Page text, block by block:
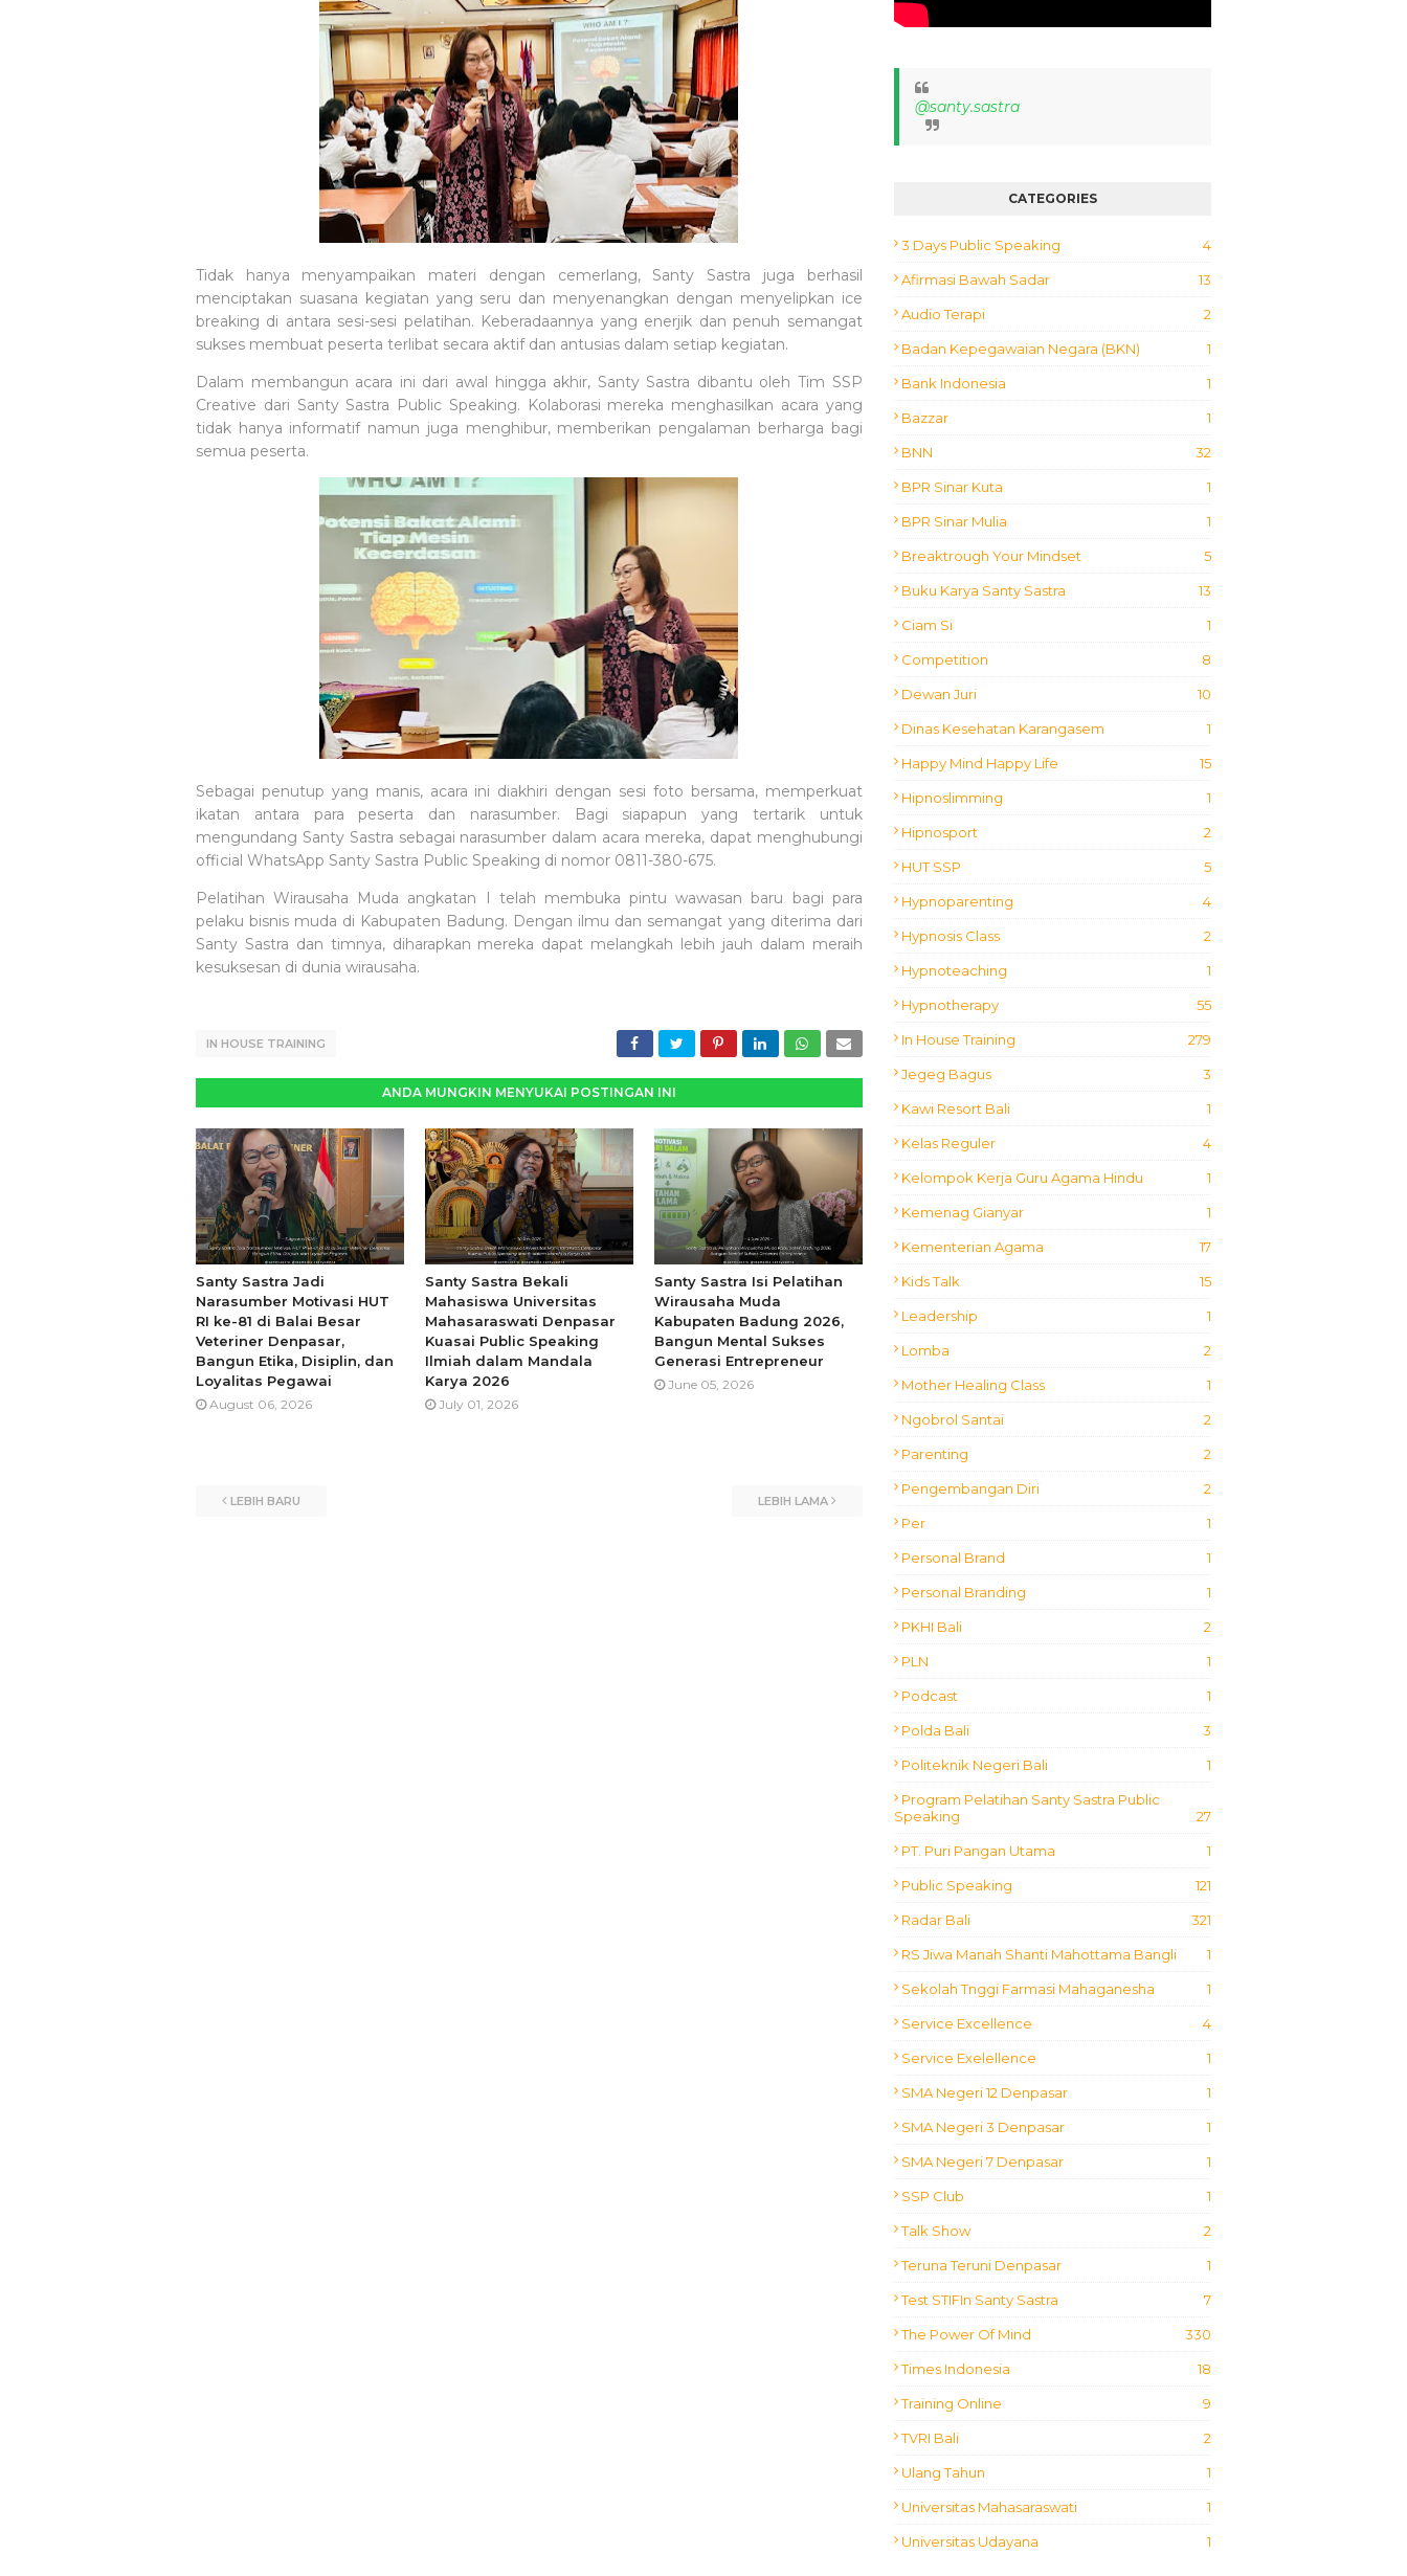
Tidak hanya menyampaikan materi dengan cemerlang, Santy Sastra juga berhasil
menciptakan suasana kegiatan yang seru dan menyenangkan dengan menyelipkan ice
breaking di antara sesi-sesi pelatihan. Keberadaannya yang enerjik dan penuh semangat
sukses membuat peserta terlibat secara aktif dan antusias dalam setiap kegiatan.
Dalam membangun acara ini dari awal hingga akhir, Santy Sastra dibantu oleh Tim SSP
Creative dari Santy Sastra Public Speaking. Kolaborasi mereka menghasilkan acara yang
tidak hanya informatif namun juga menghibur, memberikan pengalaman berharga bagi
semua peserta.
Sebagai penutup yang manis, acara ini diakhiri dengan sesi foto bersama, memperkuat
ikatan antara para peserta dan narasumber. Bagi siapapun yang tertarik untuk
mengundang Santy Sastra sebagai narasumber dalam acara mereka, dapat menghubungi
official WhatsApp Santy Sastra Public Speaking di nomor 0811-380-675.
Pelatihan Wirausaha Muda angkatan I telah membuka pintu wawasan baru bagi para
pelaku bisnis muda di Kabupaten Badung. Dengan ilmu dan semangat yang diterima dari
Santy Sastra dan timnya, diharapkan mereka dapat melangkah lebih jauh dalam meraih
kesuksesan di dunia wirausaha.
IN HOUSE TRAINING
ANDA MUNGKIN MENYUKAI POSTINGAN INI
Santy Sastra Jadi
Narasumber Motivasi HUT
RI ke-81 di Balai Besar
Veteriner Denpasar,
Bangun Etika, Disiplin, dan
Loyalitas Pegawai
August 06, 2026
Santy Sastra Bekali
Mahasiswa Universitas
Mahasaraswati Denpasar
Kuasai Public Speaking
Ilmiah dalam Mandala
Karya 2026
July 01, 2026
Santy Sastra Isi Pelatihan
Wirausaha Muda
Kabupaten Badung 2026,
Bangun Mental Sukses
Generasi Entrepreneur
June 05, 2026
LEBIH BARU LEBIH LAMA
@santy.sastra
CATEGORIES
3 Days Public Speaking 4
Afirmasi Bawah Sadar 13
Audio Terapi 2
Badan Kepegawaian Negara (BKN) 1
Bank Indonesia 1
Bazzar 1
BNN 32
BPR Sinar Kuta 1
BPR Sinar Mulia 1
Breaktrough Your Mindset 5
Buku Karya Santy Sastra 13
Ciam Si 1
Competition 8
Dewan Juri 10
Dinas Kesehatan Karangasem 1
Happy Mind Happy Life 15
Hipnoslimming 1
Hipnosport 2
HUT SSP 5
Hypnoparenting 4
Hypnosis Class 2
Hypnoteaching 1
Hypnotherapy 55
In House Training 279
Jegeg Bagus 3
Kawi Resort Bali 1
Kelas Reguler 4
Kelompok Kerja Guru Agama Hindu 1
Kemenag Gianyar 1
Kementerian Agama 17
Kids Talk 15
Leadership 1
Lomba 2
Mother Healing Class 1
Ngobrol Santai 2
Parenting 2
Pengembangan Diri 2
Per 1
Personal Brand 1
Personal Branding 1
PKHI Bali 2
PLN 1
Podcast 1
Polda Bali 3
Politeknik Negeri Bali 1
Program Pelatihan Santy Sastra Public
Speaking
27
PT. Puri Pangan Utama 1
Public Speaking 121
Radar Bali 321
RS Jiwa Manah Shanti Mahottama Bangli 1
Sekolah Tnggi Farmasi Mahaganesha 1
Service Excellence 4
Service Exelellence 1
SMA Negeri 12 Denpasar 1
SMA Negeri 3 Denpasar 1
SMA Negeri 7 Denpasar 1
SSP Club 1
Talk Show 2
Teruna Teruni Denpasar 1
Test STIFIn Santy Sastra 7
The Power Of Mind 330
Times Indonesia 18
Training Online 9
TVRI Bali 2
Ulang Tahun 1
Universitas Mahasaraswati 1
Universitas Udayana 1